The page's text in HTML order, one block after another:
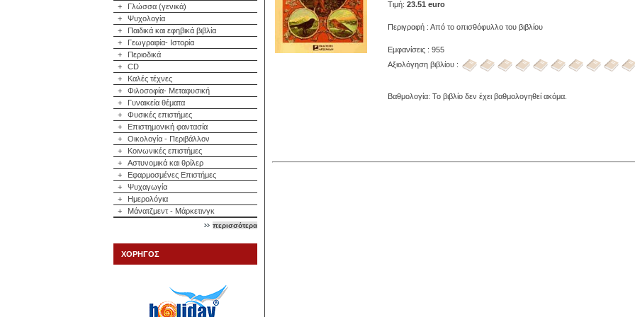
+
Γλώσσα (γενικά)
+
Ψυχολογία
+
Παιδικά και εφηβικά βιβλία
+
Γεωγραφία- Ιστορία
+
Περιοδικά
+
CD
+
Καλές τέχνες
+
Φιλοσοφία- Μεταφυσική
+
Γυναικεία θέματα
+
Φυσικές επιστήμες
+
Επιστημονική φαντασία
+
Οικολογία - Περιβάλλον
+
Κοινωνικές επιστήμες
+
Αστυνομικά και θρίλερ
+
Εφαρμοσμένες Επιστήμες
+
Ψυχαγωγία
+
Ημερολόγια
+
Μάνατζμεντ - Μάρκετινγκ
περισσότερα
ΧΟΡΗΓΟΣ
Τιμή: 23.51 euro
Περιγραφή : Από το οπισθόφυλλο του βιβλίου
Εμφανίσεις : 955
Αξιολόγηση βιβλίου :
Βαθμολογία: Το βιβλίο δεν έχει βαθμολογηθεί ακόμα.